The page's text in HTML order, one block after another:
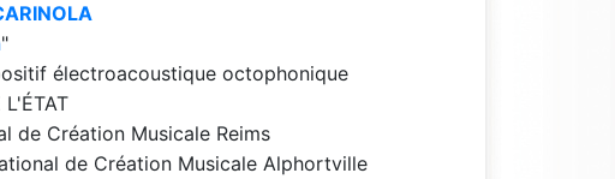
"
électroacoustique octophonique
de Création Musicale Reims
de Création Musicale Alphortville